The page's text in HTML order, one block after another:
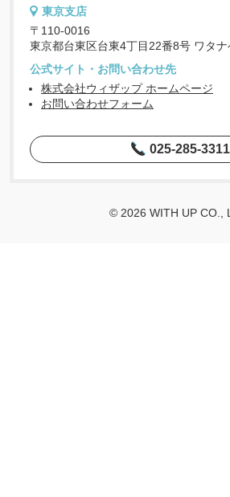
東京支店
〒110-0016
東京都台東区台東4丁目22番8号 ワタ
公式サイト・お問い合わせ先
株式会社ウィザップ ホームページ
お問い合わせフォーム
025-285-3311
© 2026 WITH UP CO.,